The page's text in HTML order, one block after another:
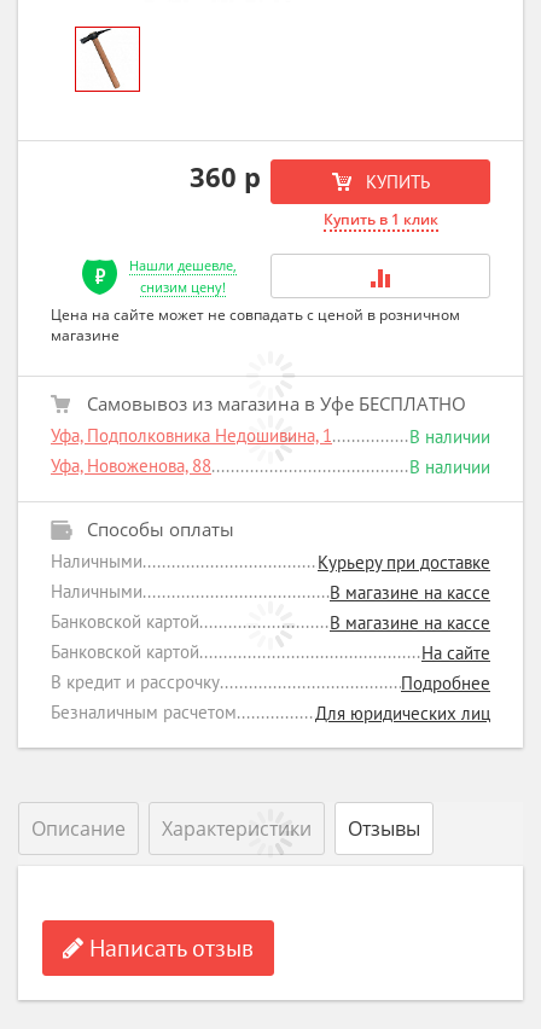
360 р КУПИТЬ
Купить в 1 клик
Нашли дешевле,
снизим цену!
Цена на сайте может не совпадать с ценой в розничном
магазине
Самовывоз из магазина в Уфе БЕСПЛАТНО
Уфа, Подполковника Недошивина, 1
В наличии
Уфа, Новоженова, 88
В наличии
Способы оплаты
Наличными
Курьеру при доставке
Наличными
В магазине на кассе
Банковской картой
В магазине на кассе
Банковской картой
На сайте
В кредит и рассрочку
Подробнее
Безналичным расчетом
Для юридических лиц
Описание Характеристики Отзывы
Написать отзыв